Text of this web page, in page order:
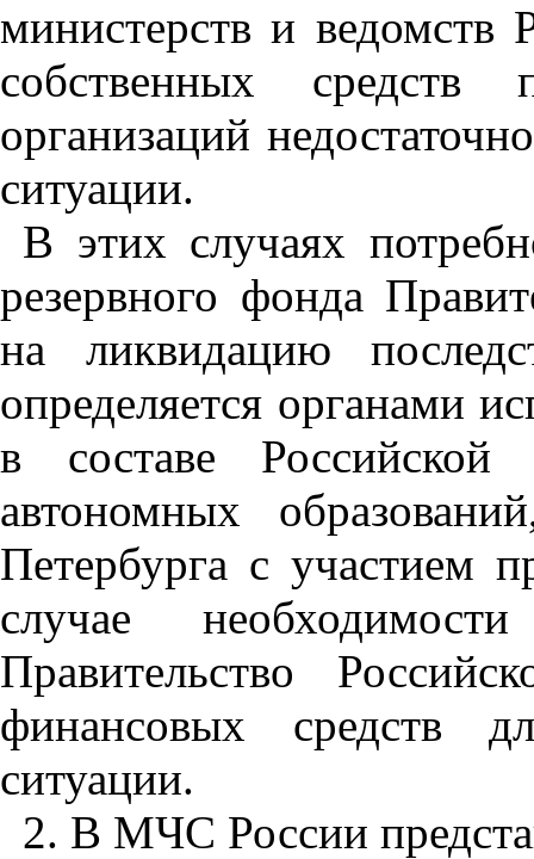
министерств и ведомств
собственных средств
организаций
ситуации.
В этих случаях
резервного фонда
на ликвидацию
определяется органами
в составе Российской
автономных
Петербурга с участием
случае
Правительство
финансовых средств
ситуации.
2. В МЧС России